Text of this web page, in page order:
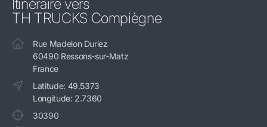
Itinéraire vers
TH TRUCKS Compiègne
Rue Madelon Duriez
60490 Ressons-sur-Matz
France
Latitude: 49.5373
Longitude: 2.7360
30390